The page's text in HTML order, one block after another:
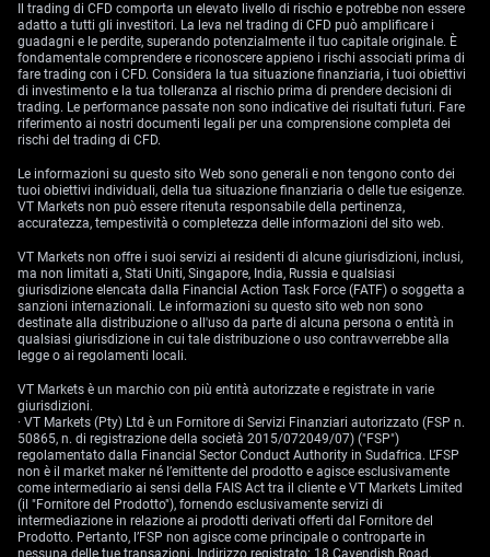
Il trading di CFD comporta un elevato livello di rischio e potrebbe non essere
adatto a tutti gli investitori. La leva nel trading di CFD può amplificare i
guadagni e le perdite, superando potenzialmente il tuo capitale originale. È
fondamentale comprendere e riconoscere appieno i rischi associati prima di
fare trading con i CFD. Considera la tua situazione finanziaria, i tuoi obiettivi
di investimento e la tua tolleranza al rischio prima di prendere decisioni di
trading. Le performance passate non sono indicative dei risultati futuri. Fare
riferimento ai nostri documenti legali per una comprensione completa dei
rischi del trading di CFD.
Le informazioni su questo sito Web sono generali e non tengono conto dei
tuoi obiettivi individuali, della tua situazione finanziaria o delle tue esigenze.
VT Markets non può essere ritenuta responsabile della pertinenza,
accuratezza, tempestività o completezza delle informazioni del sito web.
VT Markets non offre i suoi servizi ai residenti di alcune giurisdizioni, inclusi,
ma non limitati a, Stati Uniti, Singapore, India, Russia e qualsiasi
giurisdizione elencata dalla Financial Action Task Force (FATF) o soggetta a
sanzioni internazionali. Le informazioni su questo sito web non sono
destinate alla distribuzione o all'uso da parte di alcuna persona o entità in
qualsiasi giurisdizione in cui tale distribuzione o uso contravverrebbe alla
legge o ai regolamenti locali.
VT Markets è un marchio con più entità autorizzate e registrate in varie
giurisdizioni.
· VT Markets (Pty) Ltd è un Fornitore di Servizi Finanziari autorizzato (FSP n.
50865, n. di registrazione della società 2015/072049/07) ("FSP")
regolamentato dalla Financial Sector Conduct Authority in Sudafrica. L’FSP
non è il market maker né l’emittente del prodotto e agisce esclusivamente
come intermediario ai sensi della FAIS Act tra il cliente e VT Markets Limited
(il "Fornitore del Prodotto"), fornendo esclusivamente servizi di
intermediazione in relazione ai prodotti derivati offerti dal Fornitore del
Prodotto. Pertanto, l’FSP non agisce come principale o controparte in